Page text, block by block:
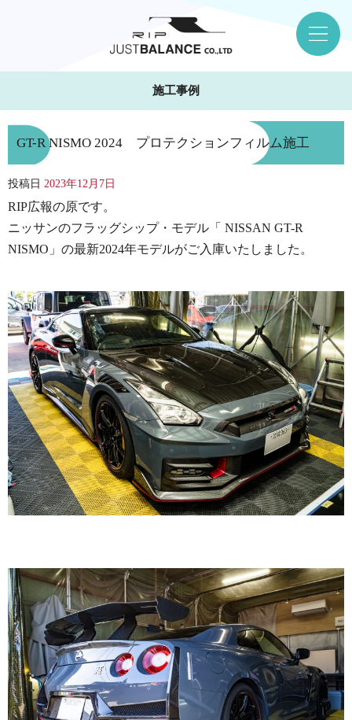
施工事例
GT-R NISMO 2024 プロテクションフィルム施工
投稿日 2023年12月7日
RIP広報の原です。
ニッサンのフラッグシップ・モデル「 NISSAN GT-R
NISMO」の最新2024年モデルがご入庫いたしました。